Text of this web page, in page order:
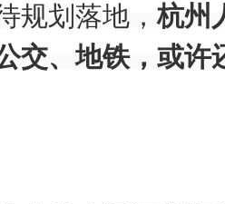
规划落地，杭州
交、地铁，或许